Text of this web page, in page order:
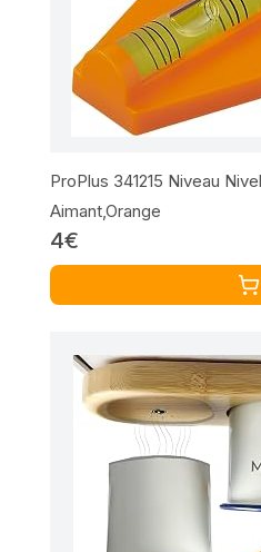
ProPlus 341215 Niveau
Aimant,Orange
4€